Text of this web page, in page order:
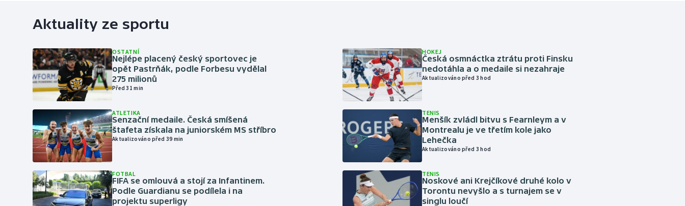
Aktuality ze sportu
OSTATNÍ
Nejlépe placený český sportovec je
opět Pastrňák, podle Forbesu vydělal
275 milionů
Před 31 min
ATLETIKA
Senzační medaile. Česká smíšená
štafeta získala na juniorském MS stříbro
Aktualizováno před 39 min
FOTBAL
FIFA se omlouvá a stojí za Infantinem.
Podle Guardianu se podílela i na
projektu superligy
HOKEJ
Česká osmnáctka ztrátu proti Finsku
nedotáhla a o medaile si nezahraje
Aktualizováno před 3 hod
TENIS
Menšík zvládl bitvu s Fearnleym a v
Montrealu je ve třetím kole jako
Lehečka
Aktualizováno před 3 hod
TENIS
Noskové ani Krejčíkové druhé kolo v
Torontu nevyšlo a s turnajem se v
singlu loučí